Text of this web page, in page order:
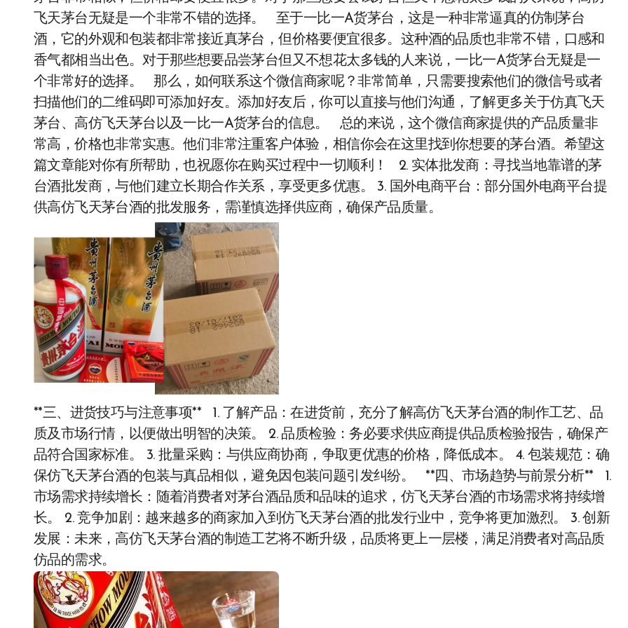
飞天茅台无疑是一个非常不错的选择。 至于一比一A货茅台，这是一种非常逼真的仿制茅台
酒，它的外观和包装都非常接近真茅台，但价格要便宜很多。这种酒的品质也非常不错，口感和
香气都相当出色。对于那些想要品尝茅台但又不想花太多钱的人来说，一比一A货茅台无疑是一
个非常好的选择。 那么，如何联系这个微信商家呢？非常简单，只需要搜索他们的微信号或者
扫描他们的二维码即可添加好友。添加好友后，你可以直接与他们沟通，了解更多关于仿真飞天
茅台、高仿飞天茅台以及一比一A货茅台的信息。 总的来说，这个微信商家提供的产品质量非
常高，价格也非常实惠。他们非常注重客户体验，相信你会在这里找到你想要的茅台酒。希望这
篇文章能对你有所帮助，也祝愿你在购买过程中一切顺利！ 2. 实体批发商：寻找当地靠谱的茅
台酒批发商，与他们建立长期合作关系，享受更多优惠。 3. 国外电商平台：部分国外电商平台提
供高仿飞天茅台酒的批发服务，需谨慎选择供应商，确保产品质量。
**三、进货技巧与注意事项** 1. 了解产品：在进货前，充分了解高仿飞天茅台酒的制作工艺、品
质及市场行情，以便做出明智的决策。 2. 品质检验：务必要求供应商提供品质检验报告，确保产
品符合国家标准。 3. 批量采购：与供应商协商，争取更优惠的价格，降低成本。 4. 包装规范：确
保仿飞天茅台酒的包装与真品相似，避免因包装问题引发纠纷。 **四、市场趋势与前景分析** 1.
市场需求持续增长：随着消费者对茅台酒品质和品味的追求，仿飞天茅台酒的市场需求将持续增
长。 2. 竞争加剧：越来越多的商家加入到仿飞天茅台酒的批发行业中，竞争将更加激烈。 3. 创新
发展：未来，高仿飞天茅台酒的制造工艺将不断升级，品质将更上一层楼，满足消费者对高品质
仿品的需求。